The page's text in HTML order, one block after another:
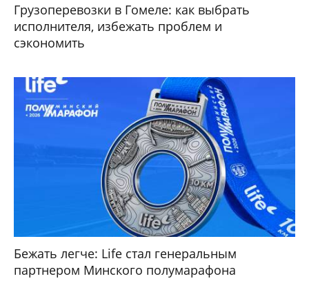
Грузоперевозки в Гомеле: как выбрать
исполнителя, избежать проблем и
сэкономить
Бежать легче: Life стал генеральным
партнером Минского полумарафона